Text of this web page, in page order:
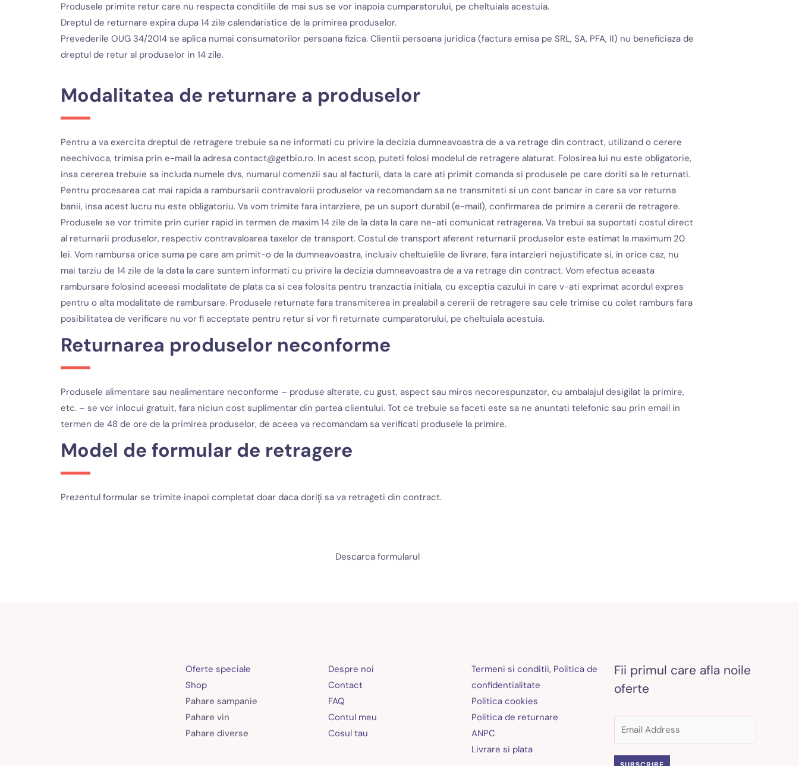
Produsele primite retur care nu respecta conditiile de mai sus se vor inapoia cumparatorului, pe cheltuiala acestuia.
Dreptul de returnare expira dupa 14 zile calendaristice de la primirea produselor.
Prevederile OUG 34/2014 se aplica numai consumatorilor persoana fizica. Clientii persoana juridica (factura emisa pe SRL, SA, PFA, II) nu beneficiaza de
dreptul de retur al produselor in 14 zile.
Modalitatea de returnare a produselor
Pentru a va exercita dreptul de retragere trebuie sa ne informati cu privire la decizia dumneavoastra de a va retrage din contract, utilizand o cerere
neechivoca, trimisa prin e-mail la adresa contact@getbio.ro. In acest scop, puteti folosi modelul de retragere alaturat. Folosirea lui nu este obligatorie,
insa cererea trebuie sa includa numele dvs, numarul comenzii sau al facturii, data la care ati primit comanda si produsele pe care doriti sa le returnati.
Pentru procesarea cat mai rapida a rambursarii contravalorii produselor va recomandam sa ne transmiteti si un cont bancar in care sa vor returna
banii, insa acest lucru nu este obligatoriu. Va vom trimite fara intarziere, pe un suport durabil (e-mail), confirmarea de primire a cererii de retragere.
Produsele se vor trimite prin curier rapid in termen de maxim 14 zile de la data la care ne-ati comunicat retragerea. Va trebui sa suportati costul direct
al returnarii produselor, respectiv contravaloarea taxelor de transport. Costul de transport aferent returnarii produselor este estimat la maximum 20
lei. Vom rambursa orice suma pe care am primit-o de la dumneavoastra, inclusiv cheltuielile de livrare, fara intarzieri nejustificate si, în orice caz, nu
mai tarziu de 14 zile de la data la care suntem informati cu privire la decizia dumneavoastra de a va retrage din contract. Vom efectua aceasta
rambursare folosind aceeasi modalitate de plata ca si cea folosita pentru tranzactia initiala, cu exceptia cazului în care v-ati exprimat acordul expres
pentru o alta modalitate de rambursare. Produsele returnate fara transmiterea in prealabil a cererii de retragere sau cele trimise cu colet ramburs fara
posibilitatea de verificare nu vor fi acceptate pentru retur si vor fi returnate cumparatorului, pe cheltuiala acestuia.
Returnarea produselor neconforme
Produsele alimentare sau nealimentare neconforme – produse alterate, cu gust, aspect sau miros necorespunzator, cu ambalajul desigilat la primire,
etc. – se vor inlocui gratuit, fara niciun cost suplimentar din partea clientului. Tot ce trebuie sa faceti este sa ne anuntati telefonic sau prin email in
termen de 48 de ore de la primirea produselor, de aceea va recomandam sa verificati produsele la primire.
Model de formular de retragere
Prezentul formular se trimite inapoi completat doar daca doriţi sa va retrageti din contract.
Descarca formularul
Oferte speciale
Shop
Pahare sampanie
Pahare vin
Pahare diverse
Despre noi
Contact
FAQ
Contul meu
Cosul tau
Termeni si conditii, Politica de
confidentialitate
Politica cookies
Politica de returnare
ANPC
Livrare si plata
Fii primul care afla noile
oferte